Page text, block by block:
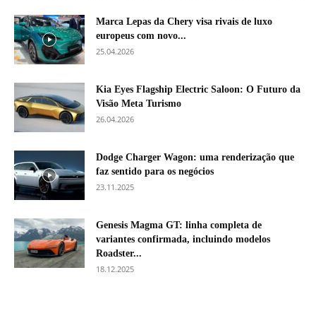
Marca Lepas da Chery visa rivais de luxo
europeus com novo...
25.04.2026
Kia Eyes Flagship Electric Saloon: O Futuro da
Visão Meta Turismo
26.04.2026
Dodge Charger Wagon: uma renderização que
faz sentido para os negócios
23.11.2025
Genesis Magma GT: linha completa de
variantes confirmada, incluindo modelos
Roadster...
18.12.2025